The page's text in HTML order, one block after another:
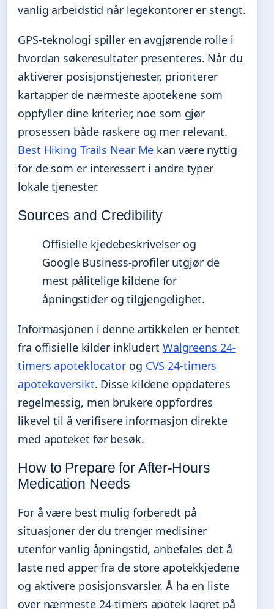
vanlig arbeidstid når legekontorer er stengt.
GPS-teknologi spiller en avgjørende rolle i
hvordan søkeresultater presenteres. Når du
aktiverer posisjonstjenester, prioriterer
kartapper de nærmeste apotekene som
oppfyller dine kriterier, noe som gjør
prosessen både raskere og mer relevant.
Best Hiking Trails Near Me kan være nyttig
for de som er interessert i andre typer
lokale tjenester.
Sources and Credibility
Offisielle kjedebeskrivelser og
Google Business-profiler utgjør de
mest pålitelige kildene for
åpningstider og tilgjengelighet.
Informasjonen i denne artikkelen er hentet
fra offisielle kilder inkludert Walgreens 24-
timers apoteklocator og CVS 24-timers
apotekoversikt. Disse kildene oppdateres
regelmessig, men brukere oppfordres
likevel til å verifisere informasjon direkte
med apoteket før besøk.
How to Prepare for After-Hours
Medication Needs
For å være best mulig forberedt på
situasjoner der du trenger medisiner
utenfor vanlig åpningstid, anbefales det å
laste ned apper fra de store apotekkjedene
og aktivere posisjonsvarsler. Å ha en liste
over nærmeste 24-timers apotek lagret på